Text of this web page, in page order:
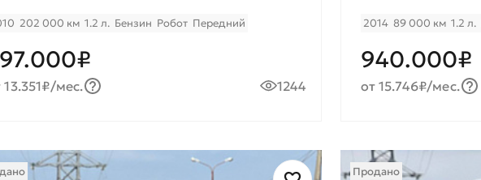
202 000 км 1.2 л. Бензин Робот Передний
13.351₽/мес. 1244
2014 89 000 км 1.2 л.
940.000₽
от 15.746₽/мес.
Продано